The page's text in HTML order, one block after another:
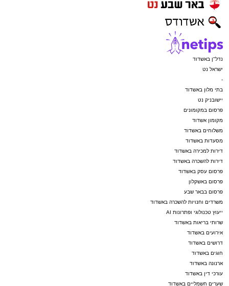
נדל"ן באשדוד
ישראל נט
-
בתי מלון באשדוד
יישובניק נט
פרסום במקומונים
מקומון אשדוד
משלוחים באשדוד
מסעדות באשדוד
דירות למכירה באשדוד
דירות להשכרה באשדוד
פרסום עסק באשדוד
פרסום באשקלון
פרסום בבאר שבע
משרדים וחנויות להשכרה באשדוד
ייעוץ טכנולוגי ופתרונות AI
שרותי בריאות באשדוד
אירועים באשדוד
דרושים באשדוד
חוגים באשדוד
ארנונה באשדוד
עורכי דין באשדוד
שערים חשמליים באשדוד